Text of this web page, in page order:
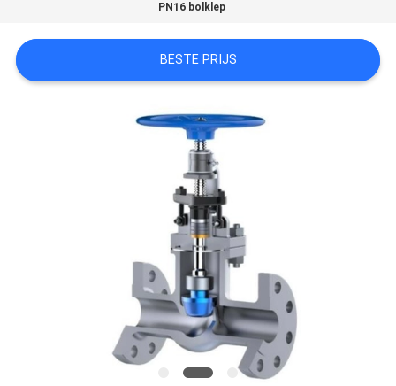
PRIVACY
PN16 bolklep
BESTE PRIJS